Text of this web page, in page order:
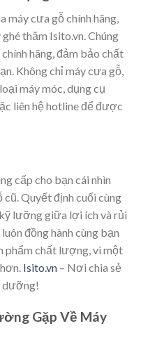
máy cưa gỗ chính hãng,
thăm Isito.vn. Chúng
hãng, đảm bảo chất
Không chỉ máy cưa gỗ,
máy móc, dụng cụ
liên hệ hotline để được
cấp cho bạn cái nhìn
cũ. Quyết định cuối cùng
lưỡng giữa lợi ích và rủi
đồng hành cùng bạn
phẩm chất lượng, vì một
Isito.vn – Nơi chia sẻ
dưỡng!
Gặp Về Máy